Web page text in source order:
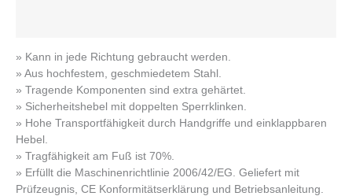
» Kann in jede Richtung gebraucht werden.
» Aus hochfestem, geschmiedetem Stahl.
» Tragende Komponenten sind extra gehärtet.
» Sicherheitshebel mit doppelten Sperrklinken.
» Hohe Transportfähigkeit durch Handgriffe und einklappbaren
Hebel.
» Tragfähigkeit am Fuß ist 70%.
» Erfüllt die Maschinenrichtlinie 2006/42/EG. Geliefert mit
Prüfzeugnis, CE Konformitätserklärung und Betriebsanleitung.